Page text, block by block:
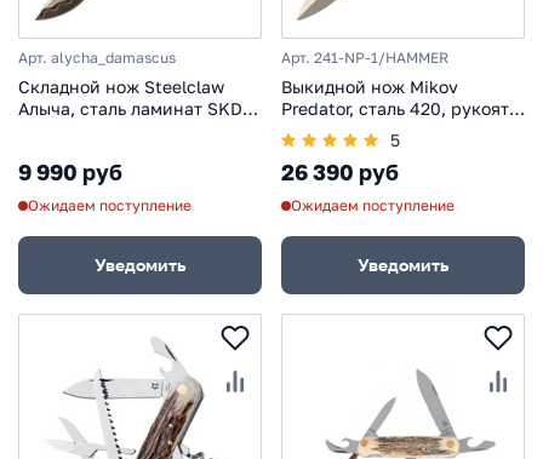
Арт. alycha_damascus
Складной нож Steelclaw
Алыча, сталь ламинат SKD-
9 990 руб
Ожидаем поступление
Уведомить
Арт. 241-NP-1/HAMMER
Выкидной нож Mikov
Predator, сталь 420, рукоять
рог оленя
5
26 390 руб
Ожидаем поступление
Уведомить